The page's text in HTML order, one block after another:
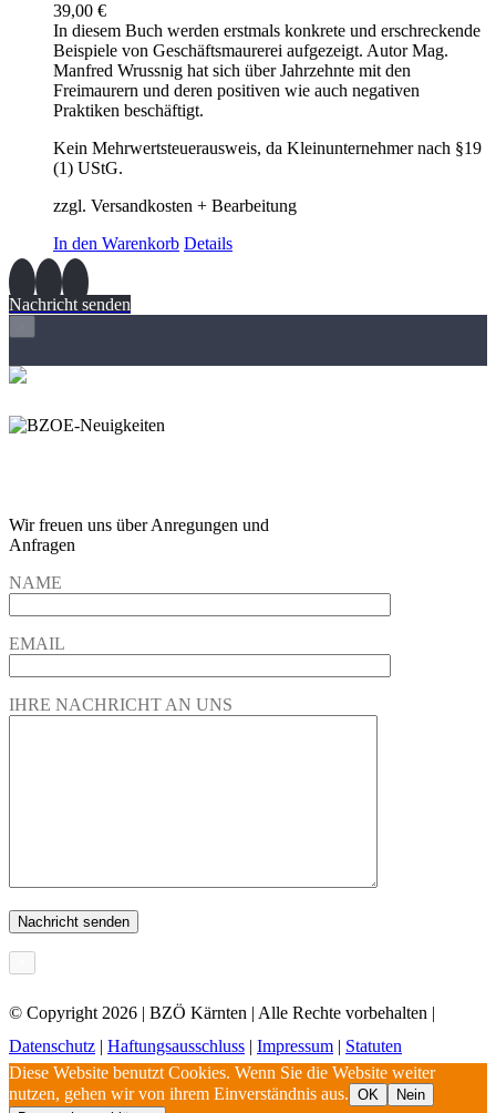
39,00 €
In diesem Buch werden erstmals konkrete und erschreckende
Beispiele von Geschäftsmaurerei aufgezeigt. Autor Mag.
Manfred Wrussnig hat sich über Jahrzehnte mit den
Freimaurern und deren positiven wie auch negativen
Praktiken beschäftigt.
Kein Mehrwertsteuerausweis, da Kleinunternehmer nach §19
(1) UStG.
zzgl. Versandkosten + Bearbeitung
In den Warenkorb Details
Nachricht senden
Wir freuen uns über Anregungen und
Anfragen
NAME
EMAIL
IHRE NACHRICHT AN UNS
© Copyright 2026 | BZÖ Kärnten | Alle Rechte vorbehalten |
Datenschutz | Haftungsausschluss | Impressum | Statuten
Diese Website benutzt Cookies. Wenn Sie die Website weiter
nutzen, gehen wir von ihrem Einverständnis aus. OK
Nein